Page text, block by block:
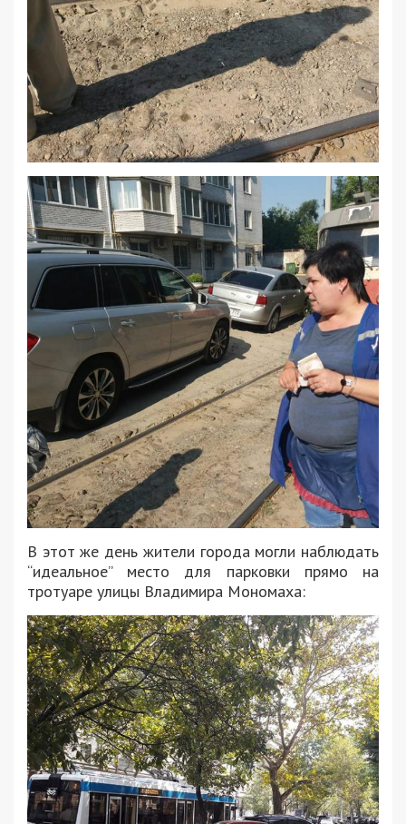
В этот же день жители города могли наблюдать
“идеальное” место для парковки прямо на
тротуаре улицы Владимира Мономаха: